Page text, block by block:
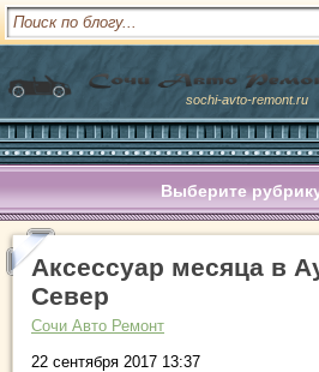
sochi-avto-remont.ru
Выберите
Аксессуар месяца в
Север
Сочи Авто Ремонт
22 сентября 2017 13:37